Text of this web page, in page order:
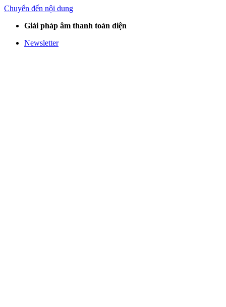
Chuyển đến nội dung
Giải pháp âm thanh toàn diện
Newsletter